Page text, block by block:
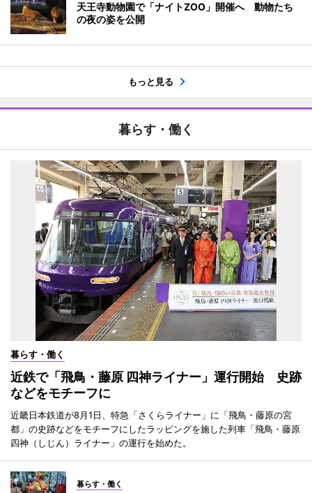
天王寺動物園で「ナイトZOO」開催へ 動物たち
の夜の姿を公開
もっと見る
暮らす・働く
暮らす・働く
近鉄で「飛鳥・藤原 四神ライナー」運行開始 史跡
などをモチーフに
近畿日本鉄道が8月1日、特急「さくらライナー」に「飛鳥・藤原の宮
都」の史跡などをモチーフにしたラッピングを施した列車「飛鳥・藤原
四神（しじん）ライナー」の運行を始めた。
暮らす・働く